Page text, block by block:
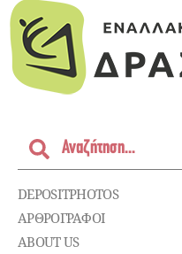
DEPOSITPHOTOS
ΑΡΘΡΟΓΡΑΦΟΙ
ABOUT US